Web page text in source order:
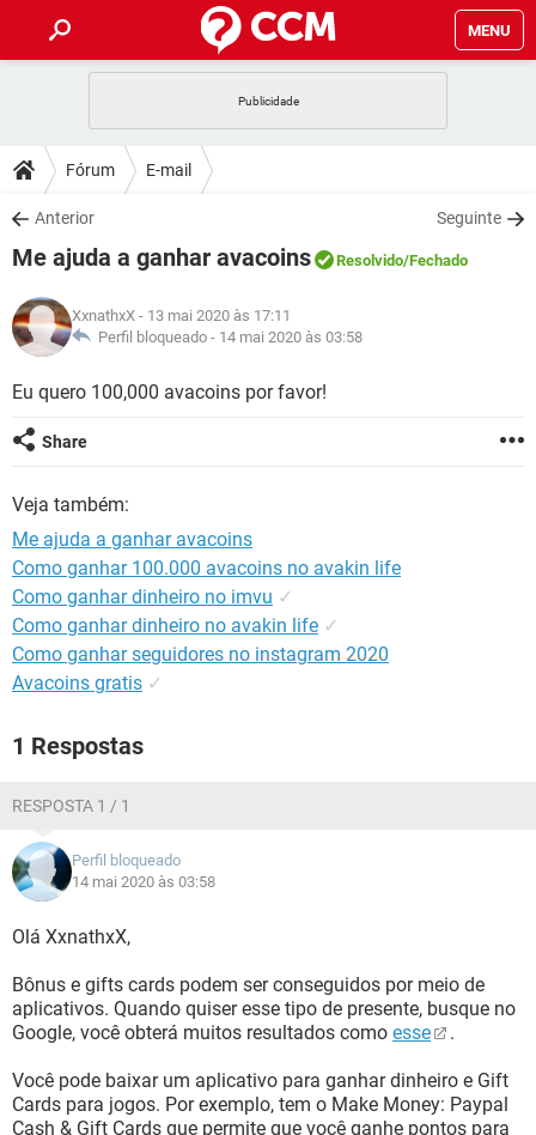
MENU
CELULAR
OUTLOOK
INSTAGRAM GMAIL
GUIA DE COMPRAS
DICAS
JOGOS
INSTAGRAM GMAIL
GUIA DE COMPRAS
DOWNLOADS
JOGOS WHATSAPP
CELULAR
OUTLOOK EXCEL
INSTAGRAM GMAIL
FÓRUM
JOGOS WHATSAPP
CELULAR
OUTLOOK EXCEL
INSTAGRAM
GLOSSÁRIO
WHATSAPP
INSTAGRAM
GUIA DE COMPRAS
Fórum E-mail
Anterior Seguinte
Me ajuda a ganhar avacoins Resolvido/Fechado
XxnathxX - 13 mai 2020 às 17:11
Perfil bloqueado - 14 mai 2020 às 03:58
Eu quero 100,000 avacoins por favor!
Share
Veja também:
Me ajuda a ganhar avacoins
Como ganhar 100.000 avacoins no avakin life
Como ganhar dinheiro no imvu ✓
Como ganhar dinheiro no avakin life ✓
Como ganhar seguidores no instagram 2020
Avacoins gratis ✓
1 Respostas
RESPOSTA 1 / 1
Perfil bloqueado
14 mai 2020 às 03:58
Olá XxnathxX,
Bônus e gifts cards podem ser conseguidos por meio de
aplicativos. Quando quiser esse tipo de presente, busque no
Google, você obterá muitos resultados como esse .
Você pode baixar um aplicativo para ganhar dinheiro e Gift
Cards para jogos. Por exemplo, tem o Make Money: Paypal
Cash & Gift Cards que permite que você ganhe pontos para